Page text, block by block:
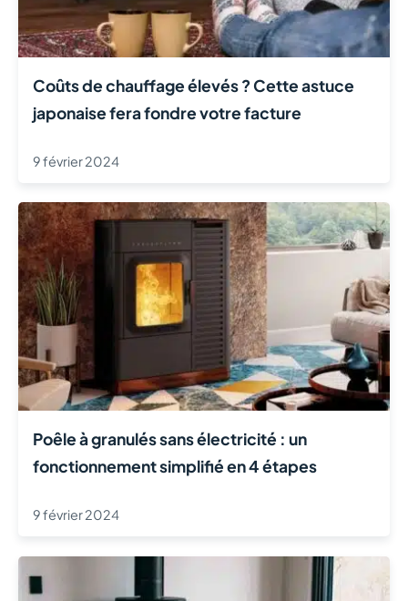
Coûts de chauffage élevés ? Cette astuce
japonaise fera fondre votre facture
9 février 2024
Poêle à granulés sans électricité : un
fonctionnement simplifié en 4 étapes
9 février 2024